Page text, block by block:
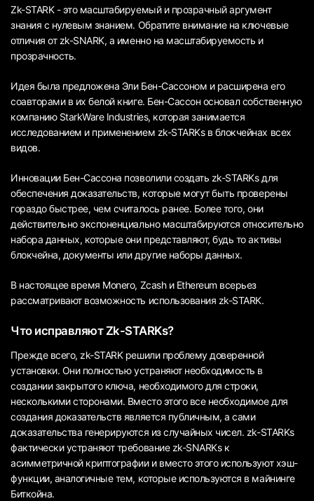
Zk-STARK - это масштабируемый и прозрачный аргумент
знания с нулевым знанием. Обратите внимание на ключевые
отличия от zk-SNARK, а именно на масштабируемость и
прозрачность.
Идея была предложена Эли Бен-Сассоном и расширена его
соавторами в их белой книге. Бен-Сассон основал собственную
компанию StarkWare Industries, которая занимается
исследованием и применением zk-STARKs в блокчейнах всех
видов.
Инновации Бен-Сассона позволили создать zk-STARKs для
обеспечения доказательств, которые могут быть проверены
гораздо быстрее, чем считалось ранее. Более того, они
действительно экспоненциально масштабируются относительно
набора данных, которые они представляют, будь то активы
блокчейна, документы или другие наборы данных.
В настоящее время Monero, Zcash и Ethereum всерьез
рассматривают возможность использования zk-STARK.
Что исправляют Zk-STARKs?
Прежде всего, zk-STARK решили проблему доверенной
установки. Они полностью устраняют необходимость в
создании закрытого ключа, необходимого для строки,
несколькими сторонами. Вместо этого все необходимое для
создания доказательств является публичным, а сами
доказательства генерируются из случайных чисел. zk-STARKs
фактически устраняют требование zk-SNARKs к
асимметричной криптографии и вместо этого используют хэш-
функции, аналогичные тем, которые используются в майнинге
Биткойна.